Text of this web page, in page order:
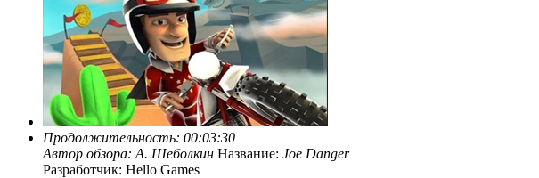
Продолжительность: 00:03:30
Автор обзора: А. Шеболкин Название: Joe Danger
Разработчик: Hello Games